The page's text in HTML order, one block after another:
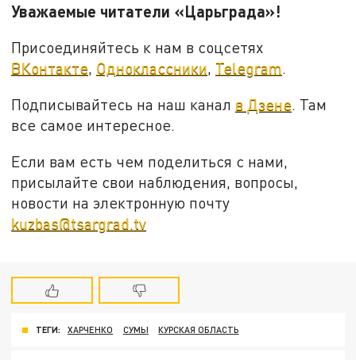
Уважаемые читатели «Царьграда»!
Присоединяйтесь к нам в соцсетях
ВКонтакте, Одноклассники, Telegram.
Подписывайтесь на наш канал в Дзене. Там
все самое интересное.
Если вам есть чем поделиться с нами,
присылайте свои наблюдения, вопросы,
новости на электронную почту
kuzbas@tsargrad.tv
ТЕГИ: ХАРЧЕНКО СУМЫ КУРСКАЯ ОБЛАСТЬ